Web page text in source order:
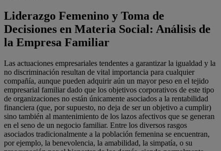
Liderazgo Femenino y Toma de
Decisiones en Materia Social: Análisis de
la Empresa Familiar
Las actuaciones empresariales tendentes a garantizar la igualdad y la
no discriminación resultan de vital importancia para cualquier
compañía, aunque pueden adquirir aún un mayor peso en el tejido
empresarial familiar dado que los objetivos corporativos de este tipo
de organizaciones no están únicamente asociados a la rentabilidad
financiera (que, por supuesto, no deja de ser un objetivo a cumplir)
sino también al mantenimiento de los lazos afectivos que se generan
en el seno de un negocio familiar. Entre los diversos rasgos
asociados tradicionalmente a la población femenina se encuentran,
por ejemplo, la benevolencia, la amabilidad, la simpatía, o su